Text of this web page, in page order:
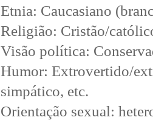
Etnia: Caucasiano
Religião: Cristão/
Visão política:
Humor: Extrovertido/
simpático, etc.
Orientação sexual: